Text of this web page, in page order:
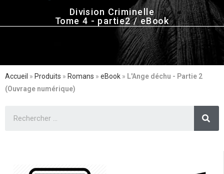
Division Criminelle
Tome 4 - partie2 / eBook
Accueil » Produits » Romans » eBook » L'Ange déchu - Partie 2
(Ouvrage numérique)